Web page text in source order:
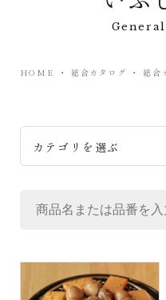
HOME ・総合カタログ ・総合
カテゴリを選ぶ